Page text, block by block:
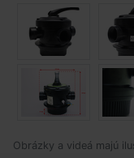
Obrázky a videá majú